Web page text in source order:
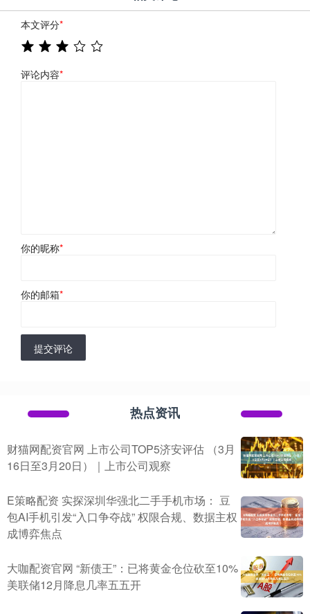
本文评分*
评论内容*
你的昵称*
你的邮箱*
提交评论
热点资讯
财猫网配资官网 上市公司TOP5济安评估 （3月
16日至3月20日）｜上市公司观察
E策略配资 实探深圳华强北二手手机市场： 豆
包AI手机引发“入口争夺战” 权限合规、数据主权
成博弈焦点
大咖配资官网 “新债王”：已将黄金仓位砍至10%
美联储12月降息几率五五开